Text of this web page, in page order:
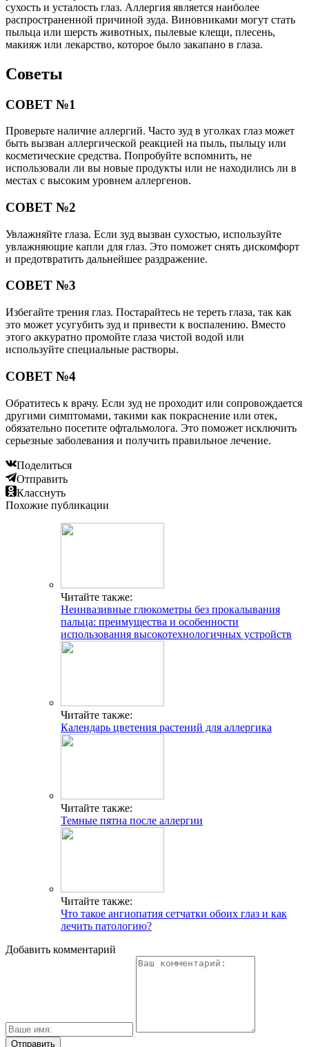
сухость и усталость глаз. Аллергия является наиболее
распространенной причиной зуда. Виновниками могут стать
пыльца или шерсть животных, пылевые клещи, плесень,
макияж или лекарство, которое было закапано в глаза.
Советы
СОВЕТ №1
Проверьте наличие аллергий. Часто зуд в уголках глаз может
быть вызван аллергической реакцией на пыль, пыльцу или
косметические средства. Попробуйте вспомнить, не
использовали ли вы новые продукты или не находились ли в
местах с высоким уровнем аллергенов.
СОВЕТ №2
Увлажняйте глаза. Если зуд вызван сухостью, используйте
увлажняющие капли для глаз. Это поможет снять дискомфорт
и предотвратить дальнейшее раздражение.
СОВЕТ №3
Избегайте трения глаз. Постарайтесь не тереть глаза, так как
это может усугубить зуд и привести к воспалению. Вместо
этого аккуратно промойте глаза чистой водой или
используйте специальные растворы.
СОВЕТ №4
Обратитесь к врачу. Если зуд не проходит или сопровождается
другими симптомами, такими как покраснение или отек,
обязательно посетите офтальмолога. Это поможет исключить
серьезные заболевания и получить правильное лечение.
Поделиться
Отправить
Класснуть
Похожие публикации
Читайте также:
Неинвазивные глюкометры без прокалывания
пальца: преимущества и особенности
использования высокотехнологичных устройств
Читайте также:
Календарь цветения растений для аллергика
Читайте также:
Темные пятна после аллергии
Читайте также:
Что такое ангиопатия сетчатки обоих глаз и как
лечить патологию?
Добавить комментарий